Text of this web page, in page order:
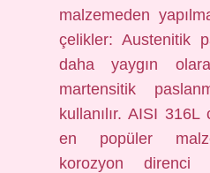
malzemeden
çelikler: Austenitik
daha yaygın
martensitik
kullanılır. AISI
en popüler
korozyon direnci